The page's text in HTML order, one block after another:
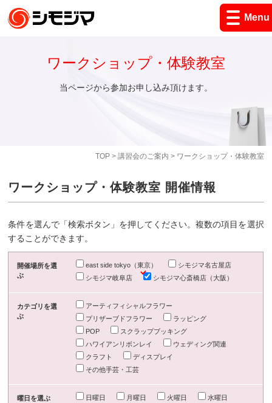
Menu
TOP> 講習会のご案内 > ワークショップ・体験教室
ワークショップ・体験教室
当ページから参加お申し込み頂けます。
ワークショップ・体験教室 開催情報
条件を選んで「検索ボタン」を押してください。複数の項目を選択
することができます。
開催場所を選
ぶ
east side tokyo（東京）
シモジマ名古屋店
シモジマ岐阜店
シモジマ心斎橋店（大阪）
カテゴリを選
ぶ
アーティフィシャルフラワー
プリザーブドフラワー
ラッピング
POP
スクラップブッキング
ハワイアンリボンレイ
ウェディング関連
クラフト
ディスプレイ
その他手芸・工芸
曜日を選ぶ 日曜日 月曜日 火曜日
水曜日